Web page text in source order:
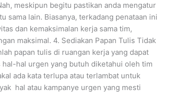
meskipun begitu pastikan anda mengatur
sama lain. Biasanya, terkadang penataan ini
dan kemaksimalan kerja sama tim,
maksimal. 4. Sediakan Papan Tulis Tidak
papan tulis di ruangan kerja yang dapat
hal urgen yang butuh diketahui oleh tim
ada kata terlupa atau terlambat untuk
hal atau kampanye urgen yang mesti